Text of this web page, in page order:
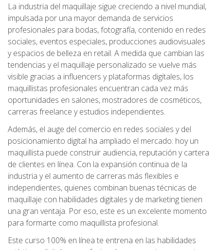
La industria del maquillaje sigue creciendo a nivel mundial,
impulsada por una mayor demanda de servicios
profesionales para bodas, fotografía, contenido en redes
sociales, eventos especiales, producciones audiovisuales
y espacios de belleza en retail. A medida que cambian las
tendencias y el maquillaje personalizado se vuelve más
visible gracias a influencers y plataformas digitales, los
maquillistas profesionales encuentran cada vez más
oportunidades en salones, mostradores de cosméticos,
carreras freelance y estudios independientes.
Además, el auge del comercio en redes sociales y del
posicionamiento digital ha ampliado el mercado: hoy un
maquillista puede construir audiencia, reputación y cartera
de clientes en línea. Con la expansión continua de la
industria y el aumento de carreras más flexibles e
independientes, quienes combinan buenas técnicas de
maquillaje con habilidades digitales y de marketing tienen
una gran ventaja. Por eso, este es un excelente momento
para formarte como maquillista profesional.
Este curso 100% en línea te entrena en las habilidades